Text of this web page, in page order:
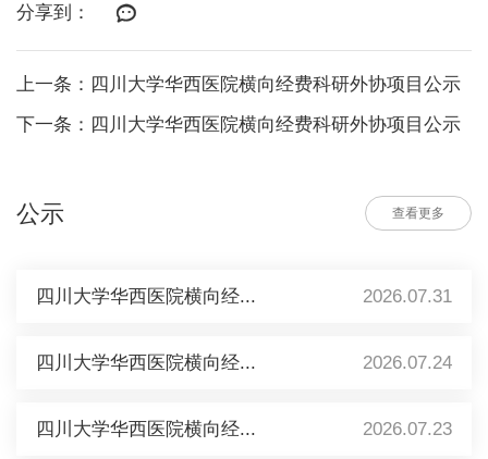
分享到：
上一条：四川大学华西医院横向经费科研外协项目公示
下一条：四川大学华西医院横向经费科研外协项目公示
公示 查看更多
四川大学华西医院横向经... 2026.07.31
四川大学华西医院横向经... 2026.07.24
四川大学华西医院横向经... 2026.07.23